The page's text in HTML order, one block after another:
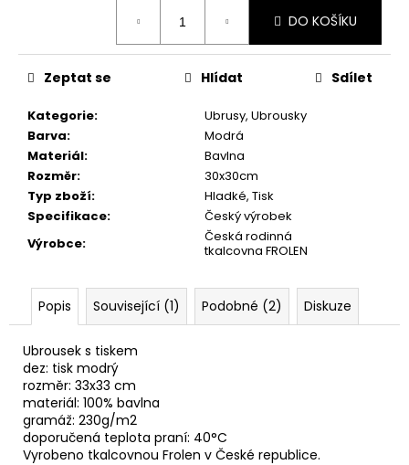
DO KOŠÍKU
Kategorie:
Ubrusy, Ubrousky
Barva:
Modrá
Materiál:
Bavlna
Rozměr:
30x30cm
Typ zboží:
Hladké, Tisk
Specifikace:
Český výrobek
Výrobce:
Česká rodinná
tkalcovna FROLEN
Zeptat se Hlídat Sdílet
Popis Související (1) Podobné (2) Diskuze
Ubrousek s tiskem
dez: tisk modrý
rozměr: 33x33 cm
materiál: 100% bavlna
gramáž: 230g/m2
doporučená teplota praní: 40°C
Vyrobeno tkalcovnou Frolen v České republice.
p
o
u
č
u
e
m
e
UTĚRKA
BERUŠKA
50X65
54,20
Kč